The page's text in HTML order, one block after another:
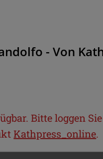
- Von
Bitte loggen
Kathpress_online.